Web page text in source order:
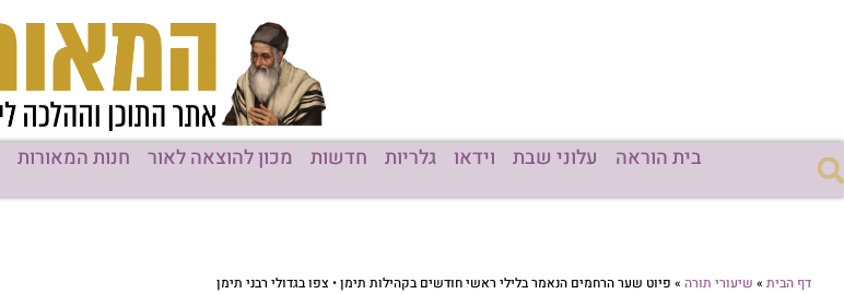
בית הוראה עלוני שבת וידאו גלריות חדשות מכון להוצאה לאור חנות המאורות
דף הבית » שיעורי תורה » פיוט שער הרחמים הנאמר בלילי ראשי חודשים בקהילות תימן • צפו בגדולי רבני תימן